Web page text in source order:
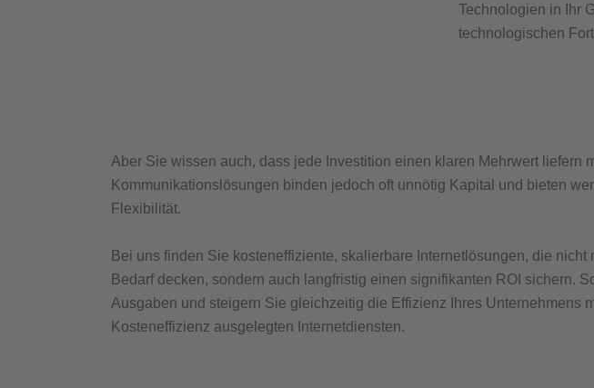
Technologien in Ihr
technologischen
Aber Sie wissen auch, dass jede Investition einen klaren Mehrwert liefern
Kommunikationslösungen binden jedoch oft unnötig Kapital und bieten
Flexibilität.
Bei uns finden Sie kosteneffiziente, skalierbare Internetlösungen, die nicht
Bedarf decken, sondern auch langfristig einen signifikanten ROI sichern.
Ausgaben und steigern Sie gleichzeitig die Effizienz Ihres Unternehmens
Kosteneffizienz ausgelegten Internetdiensten.